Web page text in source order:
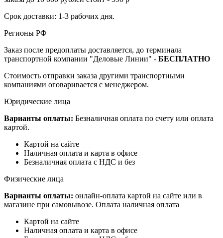
Срок доставки: 1-3 рабочих дня.
Регионы РФ
Заказ после предоплаты доставляется, до терминала
транспортной компании "Деловые Линии" - БЕСПЛАТНО
Стоимость отправки заказа другими транспортными
компаниями оговаривается с менеджером.
Юридические лица
Варианты оплаты: Безналичная оплата по счету или оплата
картой.
Картой на сайте
Наличная оплата и карта в офисе
Безналичная оплата с НДС и без
Физические лица
Варианты оплаты: онлайн-оплата картой на сайте или в
магазине при самовывозе. Оплата наличная оплата
Картой на сайте
Наличная оплата и карта в офисе